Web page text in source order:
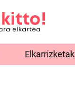
Elkarrizketak